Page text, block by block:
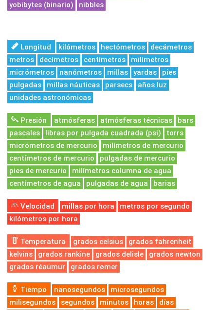
yobibytes (binario)
nibbles
Longitud kilómetros hectómetros
decámetros
metros
decímetros centímetros
milímetros
micrómetros
nanómetros millas yardas
pies
pulgadas
millas náuticas parsecs
años luz
unidades astronómicas
Presión atmósferas atmósferas técnicas
bars
pascales
libras por pulgada cuadrada (psi)
torrs
micrómetros de mercurio
milímetros de mercurio
centímetros de mercurio
pulgadas de mercurio
pies de mercurio
milímetros columna de agua
centímetros de agua
pulgadas de agua barias
Velocidad millas por hora
metros por segundo
kilómetros por hora
Temperatura grados celsius
grados fahrenheit
kelvins
grados rankine grados delisle
grados newton
grados réaumur
grados rømer
Tiempo nanosegundos
microsegundos
milisegundos
segundos minutos horas
días